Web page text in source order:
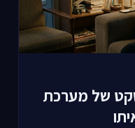
של מערכת